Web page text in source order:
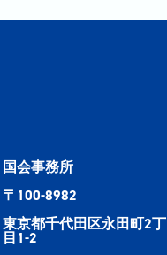
国会事務所
〒100-8982
東京都千代田区永田町2丁
目1-2